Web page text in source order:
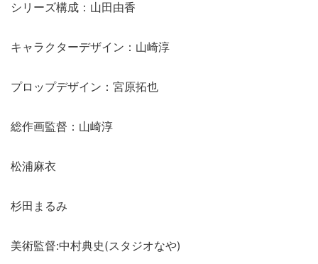
シリーズ構成：山田由香
キャラクターデザイン：山崎淳
プロップデザイン：宮原拓也
総作画監督：山崎淳
松浦麻衣
杉田まるみ
美術監督:中村典史(スタジオなや)